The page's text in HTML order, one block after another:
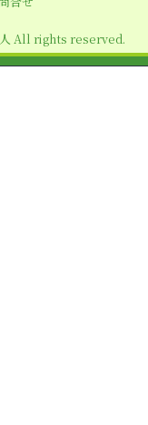
All rights reserved.